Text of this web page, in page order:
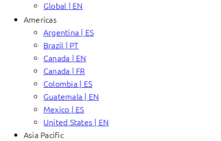
Global | EN
Americas
Argentina | ES
Brazil | PT
Canada | EN
Canada | FR
Colombia | ES
Guatemala | EN
Mexico | ES
United States | EN
Asia Pacific